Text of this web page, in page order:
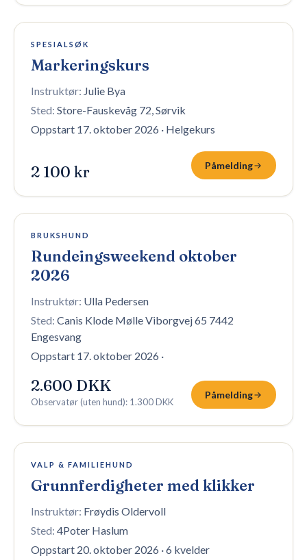
Fullt — venteliste
SPESIALSØK
Markeringskurs
Instruktør: Julie Bya
Sted: Store-Fauskevåg 72, Sørvik
Oppstart 17. oktober 2026 · Helgekurs
2 100 kr Påmelding
1 plass igjen
BRUKSHUND
Rundeingsweekend oktober
2026
Instruktør: Ulla Pedersen
Sted: Canis Klode Mølle Viborgvej 65 7442
Engesvang
Oppstart 17. oktober 2026 ·
2.600 DKK
Observatør (uten hund): 1.300 DKK
Påmelding
4 plasser igjen
VALP & FAMILIEHUND
Grunnferdigheter med klikker
Instruktør: Frøydis Oldervoll
Sted: 4Poter Haslum
Oppstart 20. oktober 2026 ·6 kvelder